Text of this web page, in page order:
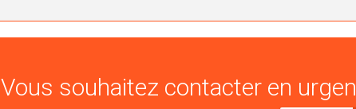
Vous souhaitez contacter en